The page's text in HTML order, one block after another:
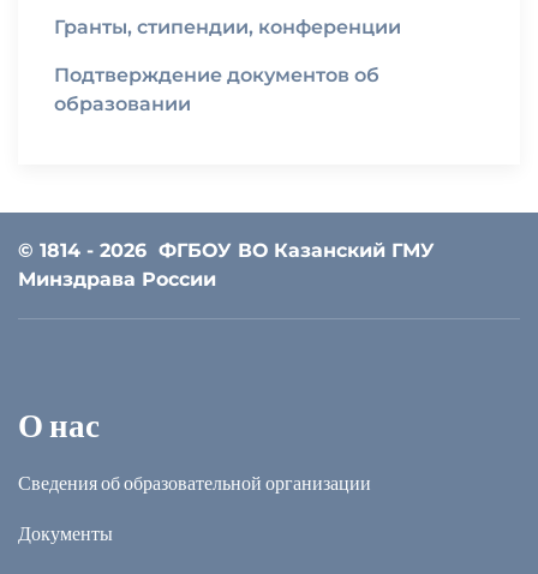
Гранты, стипендии, конференции
Подтверждение документов об
образовании
© 1814 - 2026 ФГБОУ ВО Казанский ГМУ
Минздрава России
О нас
Сведения об образовательной организации
Документы